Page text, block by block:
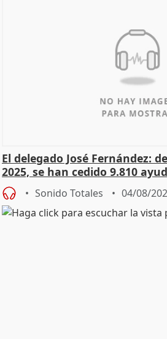
El delegado José Fernández:
2025, se han cedido 9.810
Sonido Totales 04/08/